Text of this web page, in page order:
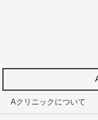
Aクリニックについて